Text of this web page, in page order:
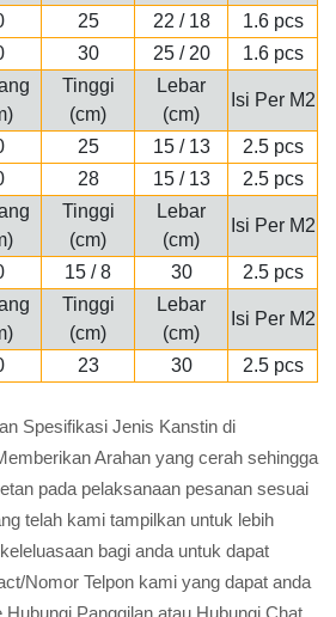
25 22 / 18
1.6 pcs
30 25 / 20
1.6 pcs
Tinggi
(cm)
Lebar
(cm)
Isi Per M2
25 15 / 13
2.5 pcs
28 15 / 13
2.5 pcs
Tinggi
(cm)
Lebar
(cm)
Isi Per M2
15 / 8 30
2.5 pcs
Tinggi
(cm)
Lebar
(cm)
Isi Per M2
23 30 2.5 pcs
Spesifikasi Jenis Kanstin di
Arahan yang cerah sehingga
pada pelaksanaan pesanan sesuai
telah kami tampilkan untuk lebih
bagi anda untuk dapat
Nomor Telpon kami yang dapat anda
Hubungi Panggilan atau Hubungi Chat